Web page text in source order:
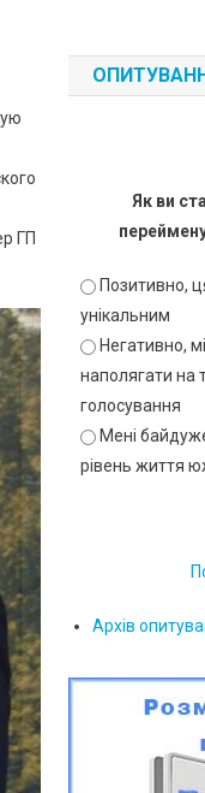
ГП
Як ви
Позитивно,
унікальним
Негативно,
наполягати на
голосування
Мені
рівень життя
Архів